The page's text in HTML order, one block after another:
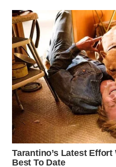
BEKASI
WN
BOGOR
WN
DEPOK
WN
TAPANULI
UTARA
WN